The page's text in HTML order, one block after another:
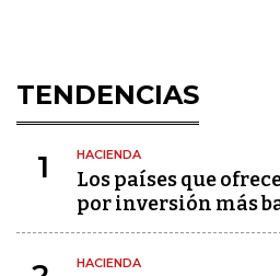
TENDENCIAS
1 HACIENDA
Los países que
por inversión más
HACIENDA